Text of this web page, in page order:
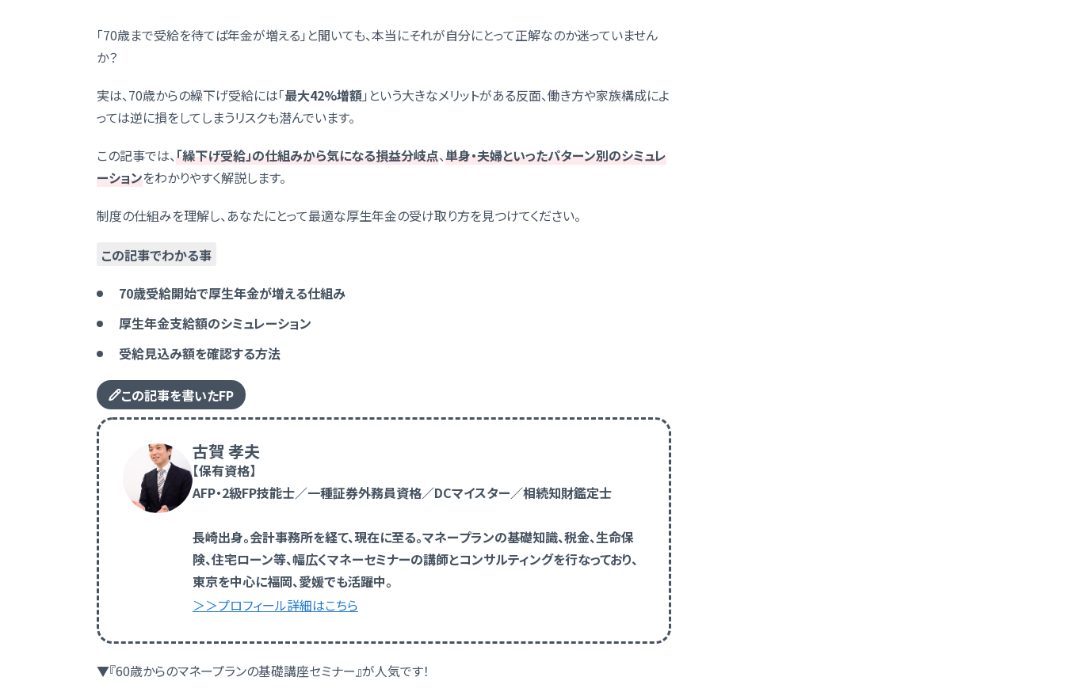
「70歳まで受給を待てば年金が増える」と聞いても、本当にそれが自分にとって正解なのか迷っていません
か？
実は、70歳からの繰下げ受給には「最大42%増額」という大きなメリットがある反面、働き方や家族構成によ
っては逆に損をしてしまうリスクも潜んでいます。
この記事では、 「繰下げ受給」の仕組みから気になる損益分岐点、単身・夫婦といったパターン別のシミュレ
ーションをわかりやすく解説します。
制度の仕組みを理解し、あなたにとって最適な厚生年金の受け取り方を見つけてください。
この記事でわかる事
70歳受給開始で厚生年金が増える仕組み
厚生年金支給額のシミュレーション
受給見込み額を確認する方法
この記事を書いたFP
古賀 孝夫
【保有資格】
AFP・2級FP技能士／一種証券外務員資格／DCマイスター／相続知財鑑定士
長崎出身。会計事務所を経て、現在に至る。マネープランの基礎知識、税金、生命保
険、住宅ローン等、幅広くマネーセミナーの講師とコンサルティングを行なっており、
東京を中心に福岡、愛媛でも活躍中。
＞＞プロフィール詳細はこちら
▼『60歳からのマネープランの基礎講座セミナー』が人気です！